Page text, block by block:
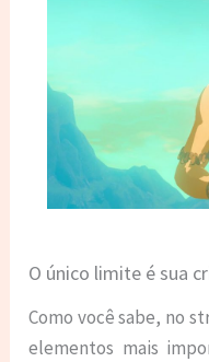
O único limite é sua
Como você sabe, no
elementos mais